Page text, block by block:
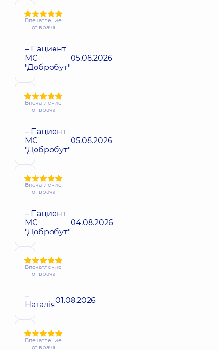
Впечатление
от врача
– Пациент
МС
"Добробут"
05.08.2026
Впечатление
от врача
– Пациент
МС
"Добробут"
05.08.2026
Впечатление
от врача
– Пациент
МС
"Добробут"
04.08.2026
Впечатление
от врача
–
Наталія01.08.2026
Впечатление
от врача